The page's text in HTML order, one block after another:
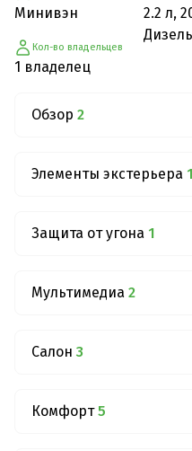
Минивэн
Кол-во владельцев
1 владелец
2.2 л,
Дизель
Обзор 2
Элементы экстерьера 1
Защита от угона 1
Мультимедиа 2
Салон 3
Комфорт 5